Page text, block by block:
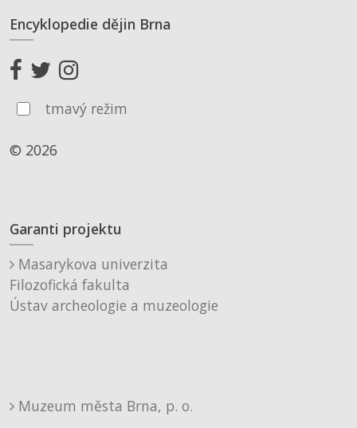
Encyklopedie dějin Brna
tmavý režim
© 2026
Garanti projektu
Masarykova univerzita
Filozofická fakulta
Ústav archeologie a muzeologie
Muzeum města Brna, p. o.